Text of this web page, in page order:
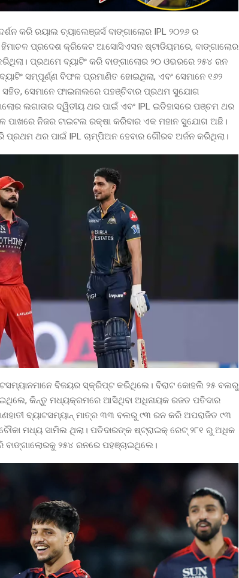
କରି ରୟାଲ ଚ୍ୟାଲେଞ୍ଜର୍ସ ବାଙ୍ଗାଲୋର IPL ୨୦୨୬ ର
ହିମାଚଳ ପ୍ରଦେଶ କ୍ରିକେଟ ଆସୋସିଏସନ ଷ୍ଟାଡିୟମରେ, ବାଙ୍ଗାଲୋର
ପ୍ରଥମେ ବ୍ୟାଟିଂ କରି ବାଙ୍ଗାଲୋର ୨୦ ଓଭରରେ ୨୫୪ ରନ
ସମ୍ପୂର୍ଣ୍ଣ ବିଫଳ ପ୍ରମାଣିତ ହୋଇଥିଲା, ଏବଂ ସେମାନେ ୧୬୨
ସେମାନେ ଫାଇନାଲରେ ପହଞ୍ଚିବାର ପ୍ରଥମ ସୁଯୋଗ
ଲଗାତାର ଦ୍ୱିତୀୟ ଥର ପାଇଁ ଏବଂ IPL ଇତିହାସରେ ପଞ୍ଚମ ଥର
ପାଖରେ ନିଜର ଟାଇଟଲ ରକ୍ଷା କରିବାର ଏକ ମହାନ ସୁଯୋଗ ଅଛି।
ପ୍ରଥମ ଥର ପାଇଁ IPL ଚାମ୍ପିଅନ ହେବାର ଗୌରବ ଅର୍ଜନ କରିଥିଲା।
ବିଜୟର ସ୍କ୍ରିପ୍ଟ କରିଥିଲେ। ବିରାଟ କୋହଲି ୨୫ ବଲରୁ
କିନ୍ତୁ ମଧ୍ୟକ୍ରମରେ ଆସିଥିବା ଅଧିନାୟକ ରଜତ ପତିଦାର
ବ୍ୟାଟସମ୍ୟାନ୍ ମାତ୍ର ୩୩ ବଲରୁ ୯୩ ରନ କରି ଅପରାଜିତ ୯୩
ମଧ୍ୟ ସାମିଲ ଥିଲା। ପତିଦାରଙ୍କ ଷ୍ଟ୍ରାଇକ୍ ରେଟ୍ ୨୮୧ ରୁ ଅଧିକ
୨୫୪ ରନରେ ପହଞ୍ଚାଇଥିଲେ।